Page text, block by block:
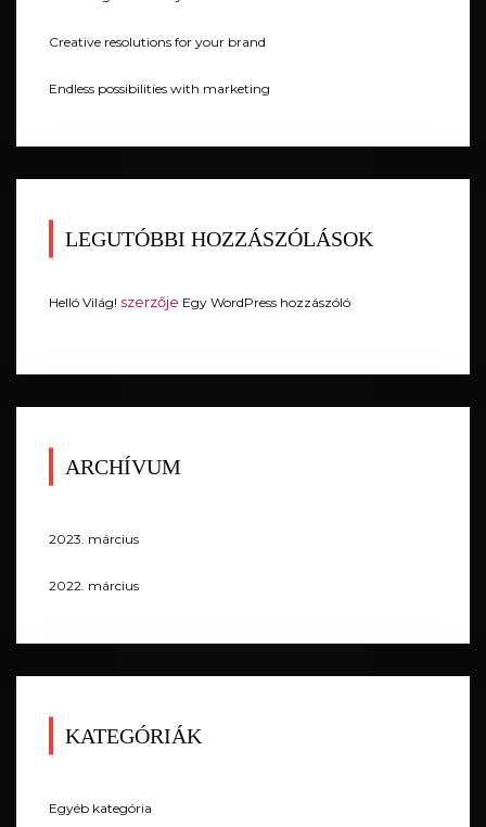
Creative resolutions for your brand
Endless possibilities with marketing
LEGUTÓBBI HOZZÁSZÓLÁSOK
Helló Világ! szerzője Egy WordPress hozzászóló
ARCHÍVUM
2023. március
2022. március
KATEGÓRIÁK
Egyéb kategória